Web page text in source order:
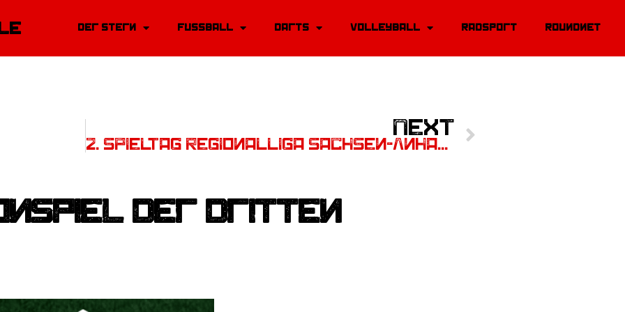
Der Stern Fussball Darts Volleyball Radsport Roundnet
NEXT
2. Spieltag Regionalliga Sachsen-Anhalt
der dritten